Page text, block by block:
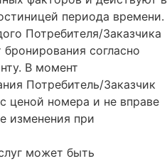
периода времени.
Потребителя/Заказчика
согласно
В момент
Потребитель/Заказчик
ценой номера и не вправе
изменения при
может быть